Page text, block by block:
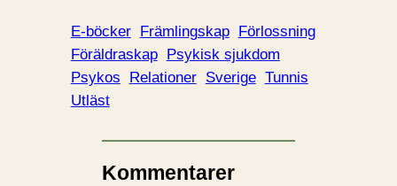
E-böcker Främlingskap Förlossning
Föräldraskap Psykisk sjukdom
Psykos
Relationer Sverige Tunnis
Utläst
Kommentarer